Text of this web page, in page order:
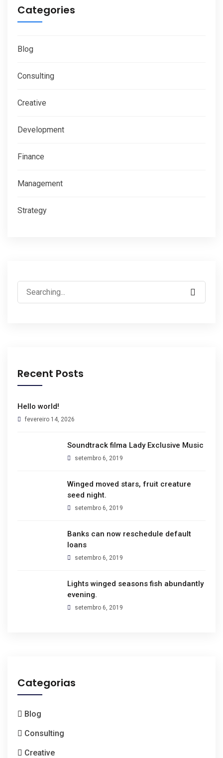
Categories
Blog
Consulting
Creative
Development
Finance
Management
Strategy
Recent Posts
Hello world!
fevereiro 14, 2026
Soundtrack filma Lady Exclusive Music
setembro 6, 2019
Winged moved stars, fruit creature
seed night.
setembro 6, 2019
Banks can now reschedule default
loans
setembro 6, 2019
Lights winged seasons fish abundantly
evening.
setembro 6, 2019
Categorias
Blog
Consulting
Creative